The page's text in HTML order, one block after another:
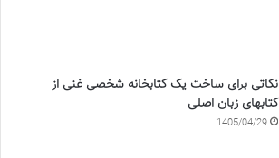
نکاتی برای ساخت یک کتابخانه شخصی غنی از
کتابهای زبان اصلی
1405/04/29